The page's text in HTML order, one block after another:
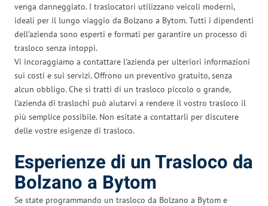
venga danneggiato. I traslocatori utilizzano veicoli moderni,
ideali per il lungo viaggio da Bolzano a Bytom. Tutti i dipendenti
dell’azienda sono esperti e formati per garantire un processo di
trasloco senza intoppi.
Vi incoraggiamo a contattare l’azienda per ulteriori informazioni
sui costi e sui servizi. Offrono un preventivo gratuito, senza
alcun obbligo. Che si tratti di un trasloco piccolo o grande,
l’azienda di traslochi può aiutarvi a rendere il vostro trasloco il
più semplice possibile. Non esitate a contattarli per discutere
delle vostre esigenze di trasloco.
Esperienze di un Trasloco da
Bolzano a Bytom
Se state programmando un trasloco da Bolzano a Bytom e